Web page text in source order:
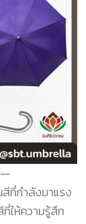
ที่กำลังมาแรง
ให้ความรู้สึก